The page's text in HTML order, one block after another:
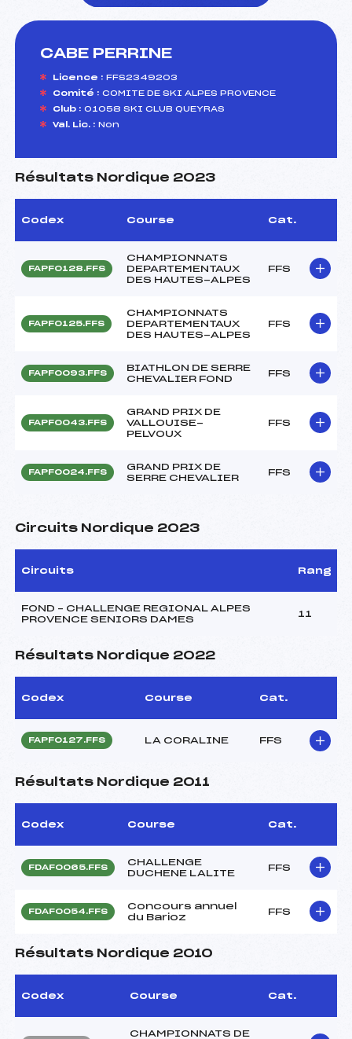
CABE PERRINE
Licence : FFS2349203
Comité : COMITE DE SKI ALPES PROVENCE
Club : 01058 SKI CLUB QUEYRAS
Val. Lic. : Non
Résultats Nordique 2023
Codex Course Cat.
FAPF0128.FFS
CHAMPIONNATS
DEPARTEMENTAUX
DES HAUTES-ALPES
FFS
FAPF0125.FFS
CHAMPIONNATS
DEPARTEMENTAUX
DES HAUTES-ALPES
FFS
FAPF0093.FFS
BIATHLON DE SERRE
CHEVALIER FOND
FFS
FAPF0043.FFS
GRAND PRIX DE
VALLOUISE-
PELVOUX
FFS
FAPF0024.FFS
GRAND PRIX DE
SERRE CHEVALIER
FFS
Circuits Nordique 2023
Circuits Rang
FOND – CHALLENGE REGIONAL ALPES
PROVENCE SENIORS DAMES
11
Résultats Nordique 2022
Codex Course Cat.
FAPF0127.FFS LA CORALINE FFS
Résultats Nordique 2011
Codex Course Cat.
FDAF0065.FFS
CHALLENGE
DUCHENE LALITE
FFS
FDAF0054.FFS
Concours annuel
du Barioz
FFS
Résultats Nordique 2010
Codex Course Cat.
CHAMPIONNATS DE